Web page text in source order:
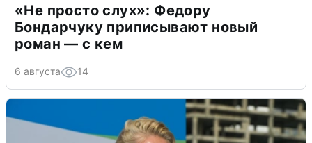
«Не просто слух»: Федору
Бондарчуку приписывают новый
роман — с кем
6 августа 14